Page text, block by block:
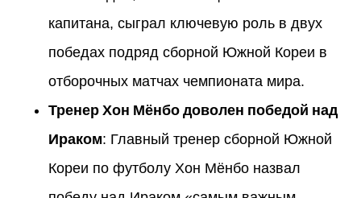
капитана, сыграл ключевую роль в двух
победах подряд сборной Южной Кореи в
отборочных матчах чемпионата мира.
Тренер Хон Мёнбо доволен победой над
Ираком: Главный тренер сборной Южной
Кореи по футболу Хон Мёнбо назвал